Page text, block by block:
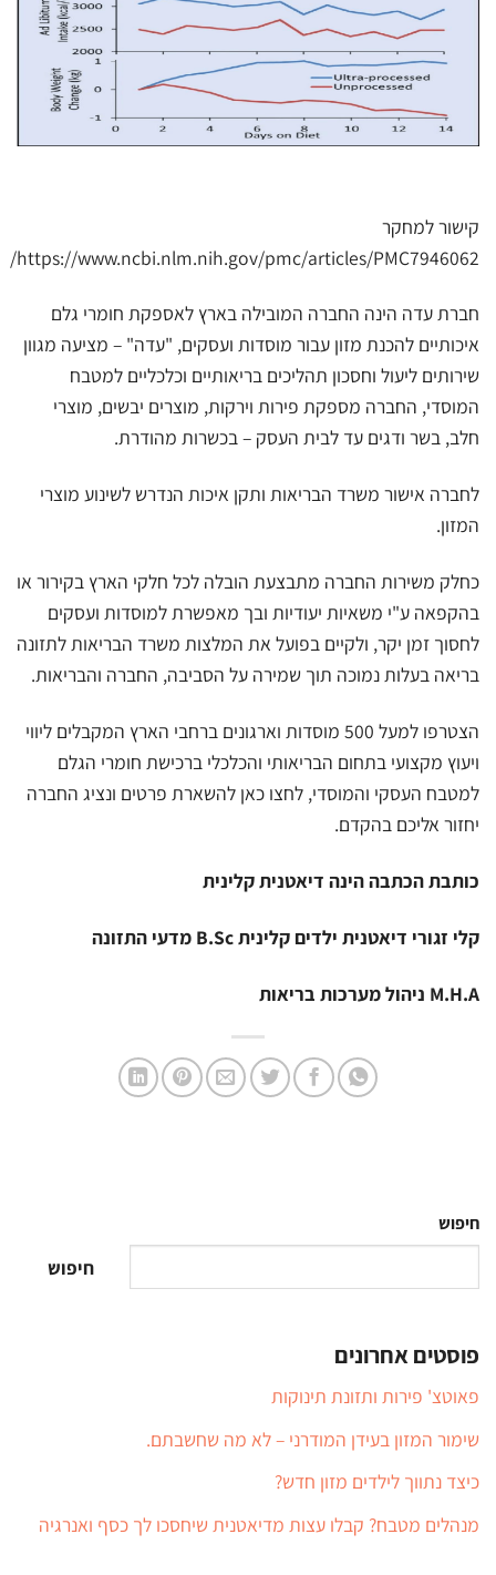
קישור למחקר
https://www.ncbi.nlm.nih.gov/pmc/articles/PMC7946062/
חברת עדה הינה החברה המובילה בארץ לאספקת חומרי גלם
איכותיים להכנת מזון עבור מוסדות ועסקים, "עדה" – מציעה מגוון
שירותים ליעול וחסכון תהליכים בריאותיים וכלכליים למטבח
המוסדי, החברה מספקת פירות וירקות, מוצרים יבשים, מוצרי
חלב, בשר ודגים עד לבית העסק – בכשרות מהודרת.
לחברה אישור משרד הבריאות ותקן איכות הנדרש לשינוע מוצרי
המזון.
כחלק משירות החברה מתבצעת הובלה לכל חלקי הארץ בקירור או
בהקפאה ע"י משאיות יעודיות ובך מאפשרת למוסדות ועסקים
לחסוך זמן יקר, ולקיים בפועל את המלצות משרד הבריאות לתזונה
בריאה בעלות נמוכה תוך שמירה על הסביבה, החברה והבריאות.
הצטרפו למעל 500 מוסדות וארגונים ברחבי הארץ המקבלים ליווי
ויעוץ מקצועי בתחום הבריאותי והכלכלי ברכישת חומרי הגלם
למטבח העסקי והמוסדי, לחצו כאן להשארת פרטים ונציג החברה
יחזור אליכם בהקדם.
כותבת הכתבה הינה דיאטנית קלינית
קלי זגורי דיאטנית ילדים קלינית B.Sc מדעי התזונה
M.H.A ניהול מערכות בריאות
חיפוש
חיפוש
פוסטים אחרונים
פאוטצ' פירות ותזונת תינוקות
שימור המזון בעידן המודרני – לא מה שחשבתם.
כיצד נתווך לילדים מזון חדש?
מנהלים מטבח? קבלו עצות מדיאטנית שיחסכו לך כסף ואנרגיה